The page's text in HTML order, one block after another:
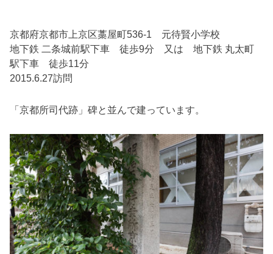
京都府京都市上京区藁屋町536-1 元待賢小学校
地下鉄 二条城前駅下車 徒歩9分 又は 地下鉄 丸太町
駅下車 徒歩11分
2015.6.27訪問
「京都所司代跡」碑と並んで建っています。